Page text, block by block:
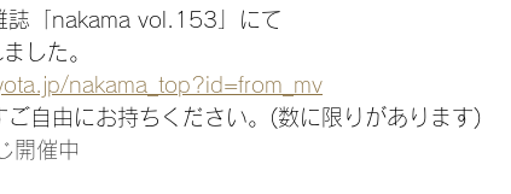
誌「nakama vol.153」にて
した。
nakama_top?id=from_mv
ご自由にお持ちください。(数に限りがあります)
開催中